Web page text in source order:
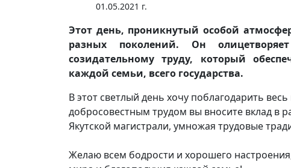
01.05.2021 г.
Этот день, проникнутый особой
разных поколений. Он
созидательному труду, который
каждой семьи, всего государства.
В этот светлый день хочу поблагодарить
добросовестным трудом вы вносите вклад в
Якутской магистрали, умножая трудовые
Желаю всем бодрости и хорошего